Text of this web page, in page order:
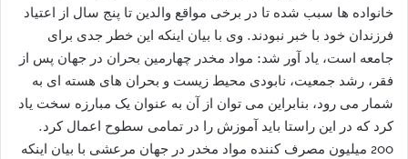
خانواده ها سبب شده تا در برخی مواقع والدین تا پنج سال از اعتیاد
فرزندان خود با خبر نبودند. وی با بیان اینکه این خطر جدی برای
جامعه است، یاد آور شد: مواد مخدر چهارمین بحران در جهان پس از
فقر، رشد جمعیت، نابودی محیط زیست و بحران های هسته ای به
شمار می رود، بنابراین می توان از آن به عنوان یک مبارزه سخت یاد
کرد که در این راستا باید آموزش را در تمامی سطوح اعمال کرد.
200 میلیون مصرف کننده مواد مخدر در جهان مرعشی با بیان اینکه